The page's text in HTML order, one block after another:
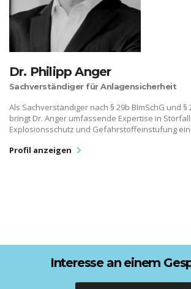
Dr. Philipp Anger
Sachverständiger für Anlagensicherheit
Als Sachverständiger nach § 29b BImSchG und §
bringt Dr. Anger umfassende Expertise in
Explosionsschutz und Gefahrstoffeinstufung ein.
Profil anzeigen
Interesse an einem